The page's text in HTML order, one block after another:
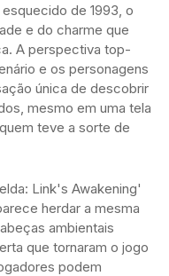
de 1993, o
e do charme que
A perspectiva top-
e os personagens
única de descobrir
mesmo em uma tela
teve a sorte de
Link's Awakening'
herdar a mesma
ambientais
que tornaram o jogo
podem